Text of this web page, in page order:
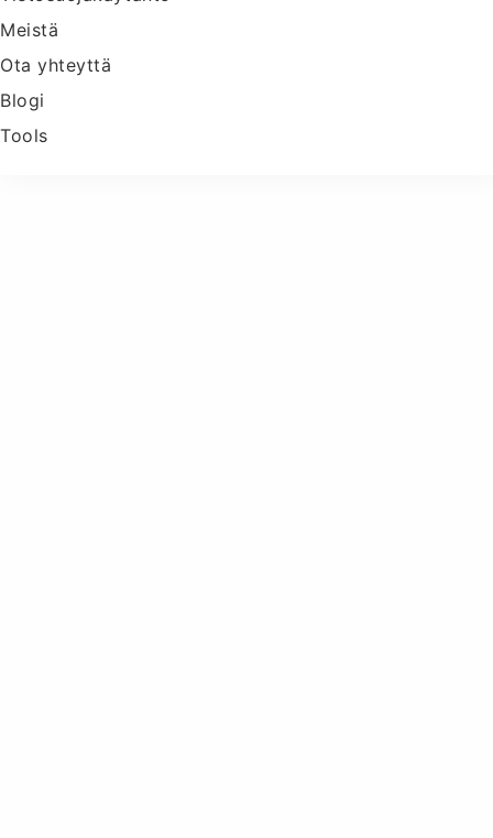
Meistä
Ota yhteyttä
Blogi
Tools